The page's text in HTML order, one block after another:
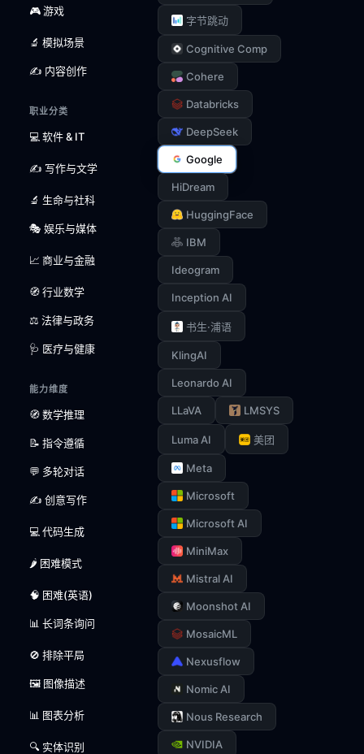
🎮 游戏
🔬 模拟场景
✍️ 内容创作
职业分类
💻 软件 & IT
✍️ 写作与文学
🔬 生命与社科
🎭 娱乐与媒体
📈 商业与金融
🧭 行业数学
⚖️ 法律与政务
🩺 医疗与健康
能力维度
🧭 数学推理
📝 指令遵循
💬 多轮对话
✍️ 创意写作
💻 代码生成
🌶️ 困难模式
🧠 困难(英语)
📊 长词条询问
🚫 排除平局
🖼️ 图像描述
📊 图表分析
🔍 实体识别
字节跳动
Cognitive Comp
Cohere
Databricks
DeepSeek
Google
HiDream
HuggingFace
IBM
Ideogram
Inception AI
书生·浦语
KlingAI
Leonardo AI
LLaVA LMSYS
Luma AI 美团
Meta
Microsoft
Microsoft AI
MiniMax
Mistral AI
Moonshot AI
MosaicML
Nexusflow
Nomic AI
Nous Research
NVIDIA